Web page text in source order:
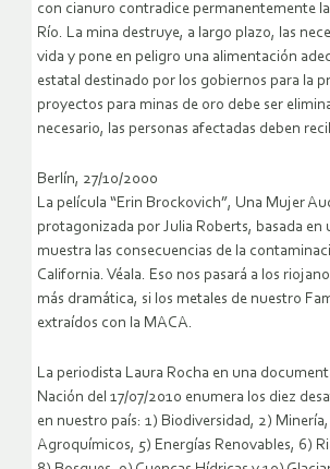
con cianuro contradice permanentemente
Río. La mina destruye, a largo plazo, las
vida y pone en peligro una alimentación
estatal destinado por los gobiernos para la
proyectos para minas de oro debe ser
necesario, las personas afectadas deben
Berlín, 27/10/2000
La película “Erin Brockovich”, Una Mujer
protagonizada por Julia Roberts, basada en
muestra las consecuencias de la
California. Véala. Eso nos pasará a los
más dramática, si los metales de nuestro
extraídos con la MACA.
La periodista Laura Rocha en una
Nación del 17/07/2010 enumera los diez
en nuestro país: 1) Biodiversidad, 2)
Agroquímicos, 5) Energías Renovables, 6)